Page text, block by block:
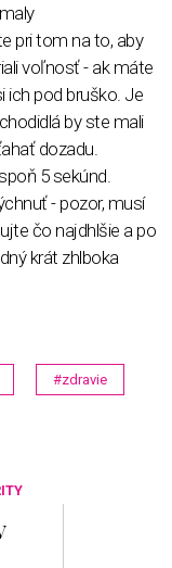
pri tom na to, aby
voľnosť - ak máte
ich pod bruško. Je
by ste mali
dozadu.
5 sekúnd.
- pozor, musí
čo najdhlšie a po
krát zhlboka
#zdravie